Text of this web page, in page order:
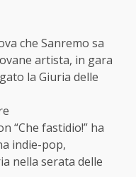
che Sanremo sa
artista, in gara
la Giuria delle
“Che fastidio!” ha
indie-pop,
nella serata delle